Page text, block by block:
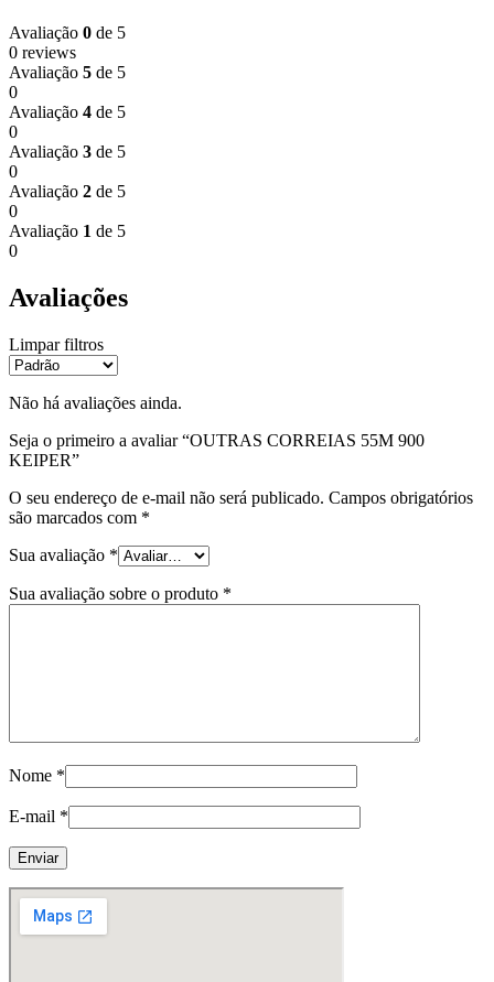
Avaliação 0 de 5
0 reviews
Avaliação 5 de 5
0
Avaliação 4 de 5
0
Avaliação 3 de 5
0
Avaliação 2 de 5
0
Avaliação 1 de 5
0
Avaliações
Limpar filtros
Não há avaliações ainda.
Seja o primeiro a avaliar “OUTRAS CORREIAS 55M 900
KEIPER”
O seu endereço de e-mail não será publicado. Campos obrigatórios
são marcados com *
Sua avaliação *
Sua avaliação sobre o produto *
Nome *
E-mail *